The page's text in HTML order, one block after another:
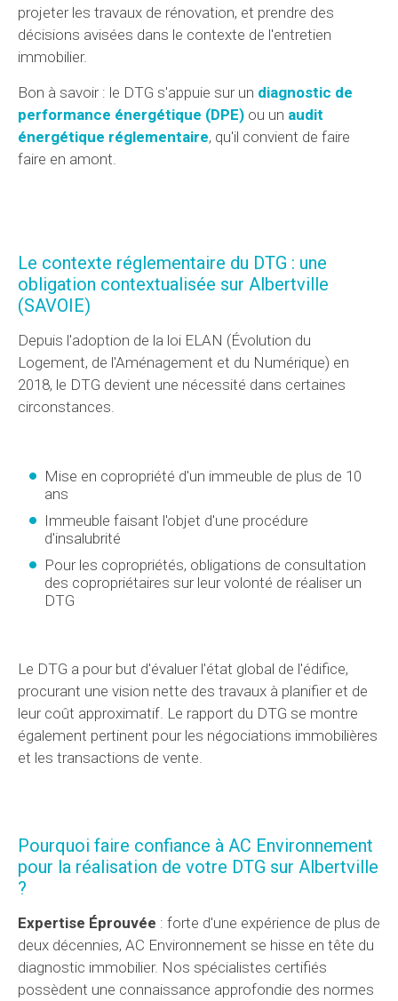
projeter les travaux de rénovation, et prendre des
décisions avisées dans le contexte de l'entretien
immobilier.
Bon à savoir : le DTG s'appuie sur un diagnostic de
performance énergétique (DPE) ou un audit
énergétique réglementaire, qu'il convient de faire
faire en amont.
Le contexte réglementaire du DTG : une
obligation contextualisée sur Albertville
(SAVOIE)
Depuis l'adoption de la loi ELAN (Évolution du
Logement, de l'Aménagement et du Numérique) en
2018, le DTG devient une nécessité dans certaines
circonstances.
Mise en copropriété d'un immeuble de plus de 10
ans
Immeuble faisant l'objet d'une procédure
d'insalubrité
Pour les copropriétés, obligations de consultation
des copropriétaires sur leur volonté de réaliser un
DTG
Le DTG a pour but d'évaluer l'état global de l'édifice,
procurant une vision nette des travaux à planifier et de
leur coût approximatif. Le rapport du DTG se montre
également pertinent pour les négociations immobilières
et les transactions de vente.
Pourquoi faire confiance à AC Environnement
pour la réalisation de votre DTG sur Albertville
?
Expertise Éprouvée : forte d'une expérience de plus de
deux décennies, AC Environnement se hisse en tête du
diagnostic immobilier. Nos spécialistes certifiés
possèdent une connaissance approfondie des normes